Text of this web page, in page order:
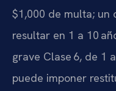
$1,000 de multa; un
resultar en 1 a 10
grave Clase 6, de 1
puede imponer